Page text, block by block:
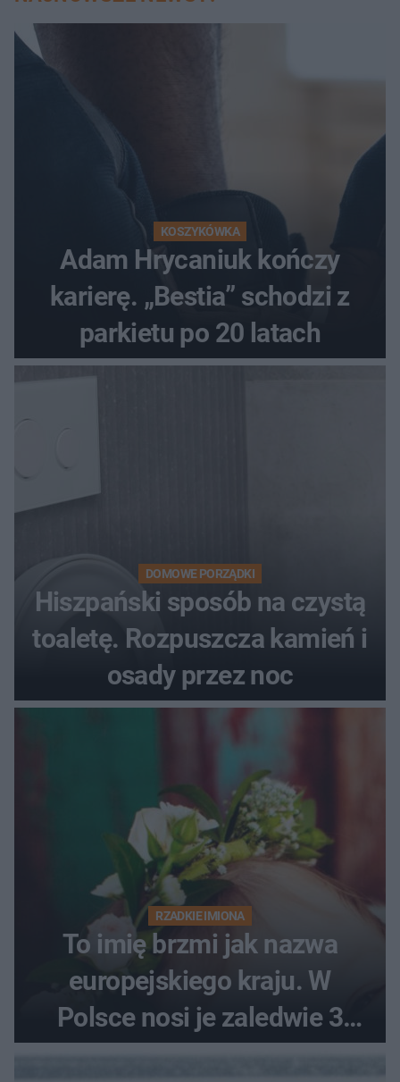
KOSZYKÓWKA
Adam Hrycaniuk kończy
karierę. „Bestia” schodzi z
parkietu po 20 latach
DOMOWE PORZĄDKI
Hiszpański sposób na czystą
toaletę. Rozpuszcza kamień i
osady przez noc
RZADKIE IMIONA
To imię brzmi jak nazwa
europejskiego kraju. W
Polsce nosi je zaledwie 3
kobiety